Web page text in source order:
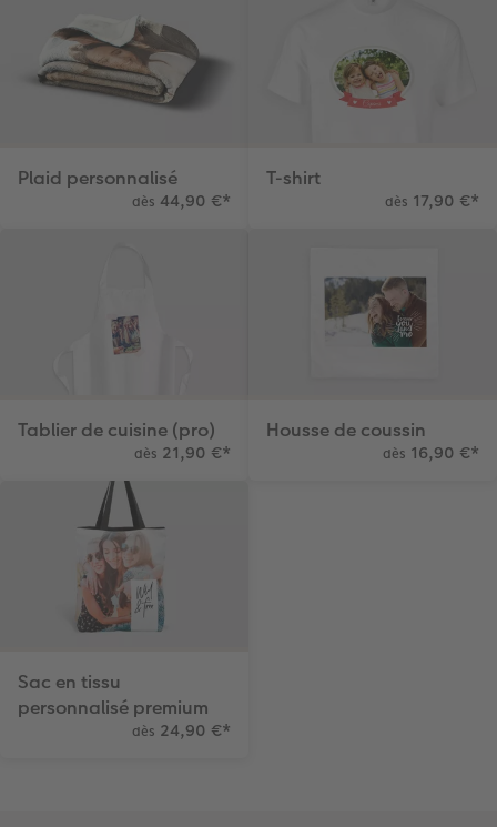
Plaid personnalisé
dès 44,90 €*
T-shirt
dès 17,90 €*
Tablier de cuisine (pro)
dès 21,90 €*
Housse de coussin
dès 16,90 €*
Sac en tissu
personnalisé premium
dès 24,90 €*